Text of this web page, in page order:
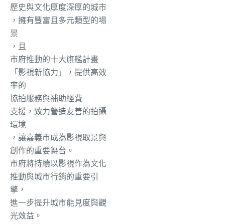
歷史與文化厚度深厚的城市
，擁有豐富且多元類型的場
景
，且
市府推動的十大旗艦計畫
「影視新協力」，提供高效
率的
協拍服務與補助經費
支援，致力營造友善的拍攝
環境
，讓嘉義市成為影視取景與
創作的重要舞台。
市府將持續以影視作為文化
推動與城市行銷的重要引
擎，
進一步提升城市能見度與觀
光效益。